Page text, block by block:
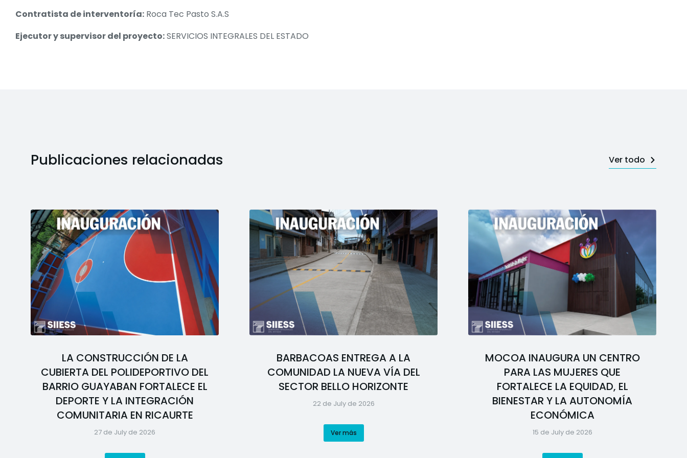
Contratista de interventoría: Roca Tec Pasto S.A.S
Ejecutor y supervisor del proyecto:SERVICIOS INTEGRALES DEL ESTADO
Publicaciones relacionadas Ver todo
LA CONSTRUCCIÓN DE LA
CUBIERTA DEL POLIDEPORTIVO DEL
BARRIO GUAYABAN FORTALECE EL
DEPORTE Y LA INTEGRACIÓN
COMUNITARIA EN RICAURTE
27 de July de 2026
BARBACOAS ENTREGA A LA
COMUNIDAD LA NUEVA VÍA DEL
SECTOR BELLO HORIZONTE
22 de July de 2026
Ver más
MOCOA INAUGURA UN CENTRO
PARA LAS MUJERES QUE
FORTALECE LA EQUIDAD, EL
BIENESTAR Y LA AUTONOMÍA
ECONÓMICA
15 de July de 2026